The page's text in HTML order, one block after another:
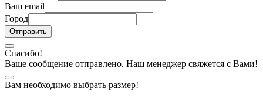
Ваш email
Город
Спасибо!
Ваше сообщение отправлено. Наш менеджер свяжется с Вами!
Вам необходимо выбрать размер!